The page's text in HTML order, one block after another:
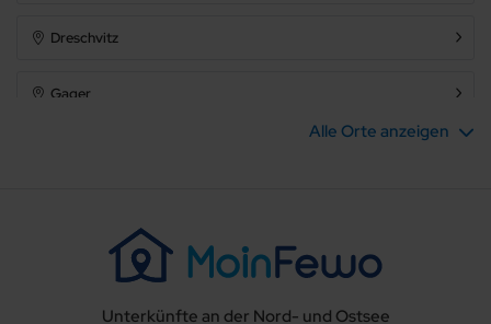
Dreschvitz
Gager
Alle Orte anzeigen
Unterkünfte an der Nord- und Ostsee